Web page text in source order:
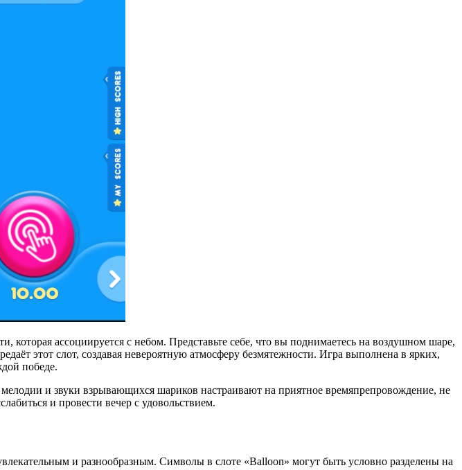
ассоциируется с небом. Представьте себе, что вы поднимаетесь на воздушном шаре,
этот слот, создавая невероятную атмосферу безмятежности. Игра выполнена в ярких,
победе.
и звуки взрывающихся шариков настраивают на приятное времяпрепровождение, не
и провести вечер с удовольствием.
и разнообразным. Символы в слоте «Balloon» могут быть условно разделены на